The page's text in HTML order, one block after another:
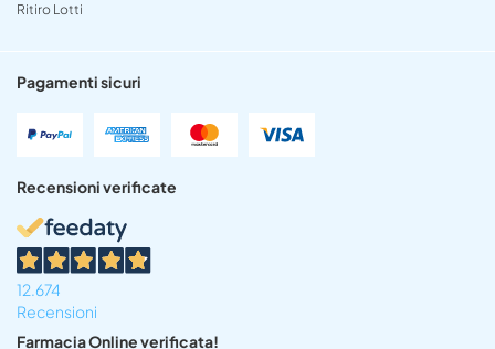
Ritiro Lotti
Pagamenti sicuri
Recensioni verificate
12.674
Recensioni
Farmacia Online verificata!